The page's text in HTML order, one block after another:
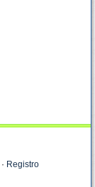
· Registro